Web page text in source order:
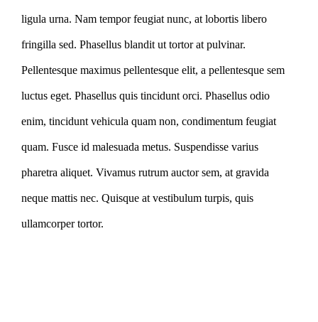
ligula urna. Nam tempor feugiat nunc, at lobortis libero
fringilla sed. Phasellus blandit ut tortor at pulvinar.
Pellentesque maximus pellentesque elit, a pellentesque sem
luctus eget. Phasellus quis tincidunt orci. Phasellus odio
enim, tincidunt vehicula quam non, condimentum feugiat
quam. Fusce id malesuada metus. Suspendisse varius
pharetra aliquet. Vivamus rutrum auctor sem, at gravida
neque mattis nec. Quisque at vestibulum turpis, quis
ullamcorper tortor.